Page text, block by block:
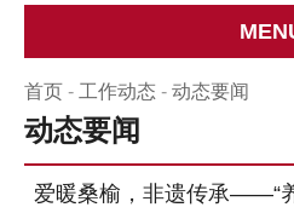
首页 - 工作动态 - 动态要闻
动态要闻
爱暖桑榆，非遗传承——“